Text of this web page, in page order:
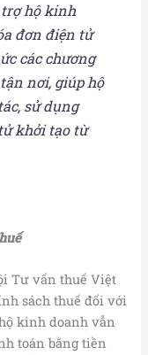
trợ hộ kinh
đơn điện tử
các chương
nơi, giúp hộ
sử dụng
khởi tạo từ
Tư vấn thuế Việt
sách thuế đối với
kinh doanh vẫn
toán bằng tiền